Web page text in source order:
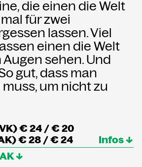
die einen die Welt
für zwei
lassen. Viel
einen die Welt
sehen. Und
gut, dass man
um nicht zu
€ 24 / € 20
€ 28 / € 24
Infos ↓
↓